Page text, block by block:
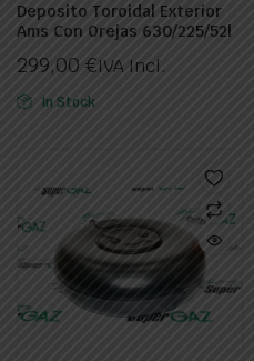
Deposito Toroidal Exterior
Ams Con Orejas 630/225/52l
299,00 €IVA Incl.
In Stock